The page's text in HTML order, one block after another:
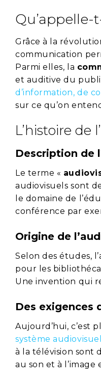
Qu’appelle-
Grâce à la
communication
Parmi elles, la
et auditive du
d’information, de
sur ce qu’on
L’histoire de
Description de
Le terme «
audiovisuels sont
le domaine de
conférence par
Origine de
Selon des études,
pour les
Une invention qui
Des exigences
Aujourd’hui, c’est
système audiovisuel
à la télévision sont
au son et à l’image